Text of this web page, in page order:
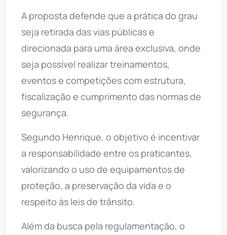
A proposta defende que a prática do grau
seja retirada das vias públicas e
direcionada para uma área exclusiva, onde
seja possível realizar treinamentos,
eventos e competições com estrutura,
fiscalização e cumprimento das normas de
segurança.
Segundo Henrique, o objetivo é incentivar
a responsabilidade entre os praticantes,
valorizando o uso de equipamentos de
proteção, a preservação da vida e o
respeito às leis de trânsito.
Além da busca pela regulamentação, o